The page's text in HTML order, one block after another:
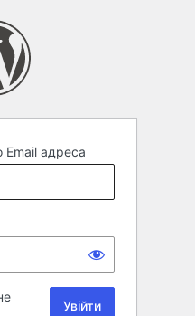
Email адреса